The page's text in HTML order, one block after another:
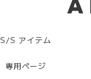
S/S アイテム
専用ページ